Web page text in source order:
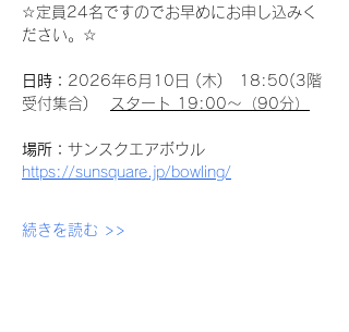
☆定員24名ですのでお早めにお申し込みく
ださい。☆
日時： 2026年6月10日 (木)　18:50(3階
受付集合)
スタート 19:00～（90分）
場所： サンスクエアボウル
https://sunsquare.jp/bowling/
続きを読む >>